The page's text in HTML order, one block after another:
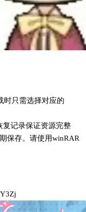
时只需选择对应的
复记录保证资源完整
保存。请使用winRAR